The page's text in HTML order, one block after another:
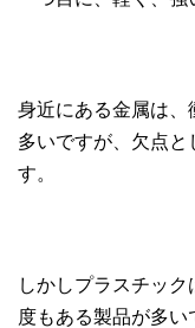
身近にある金属は、
多いですが、欠点と
す。
しかしプラスチッ
度もある製品が多